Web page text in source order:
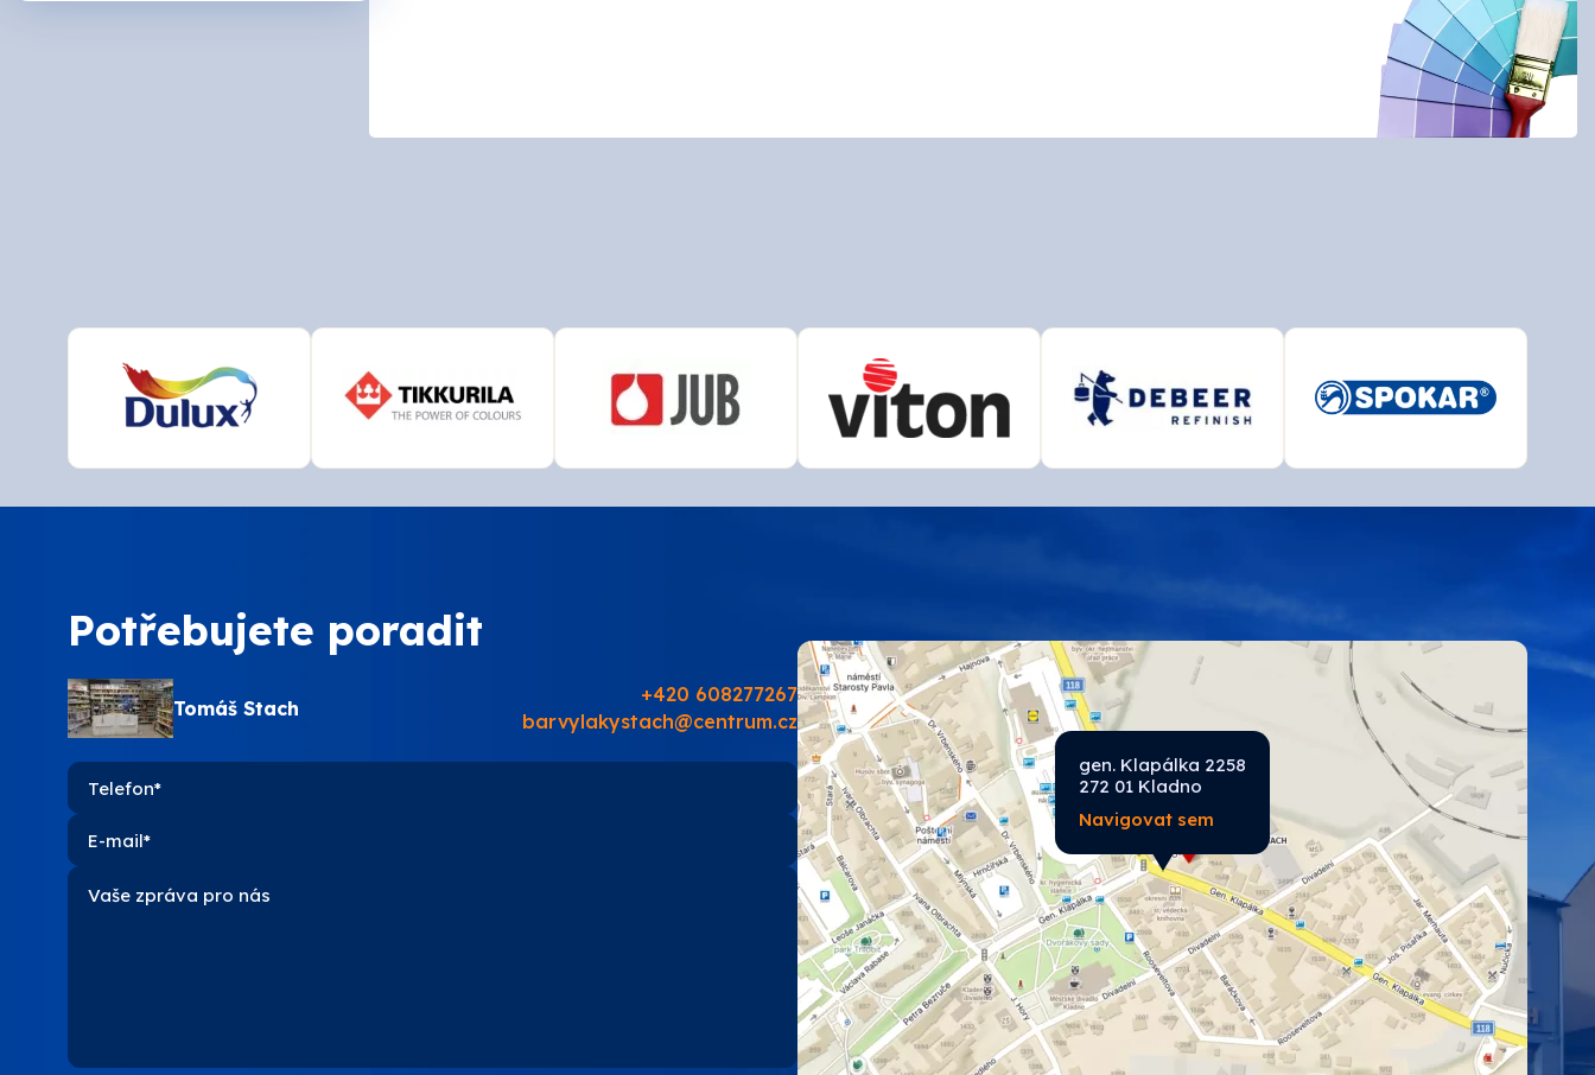
CHEMOLAK Chempro Peterka INCHROMA
Lučební závody
SOUDAL SPOKAR
TIKKURILA Tikkurila průmysl
ostatní
Potřebujete poradit
Tomáš Stach
+420 608277267
barvylakystach@centrum.cz
gen. Klapálka 2258
272 01 Kladno
Navigovat sem